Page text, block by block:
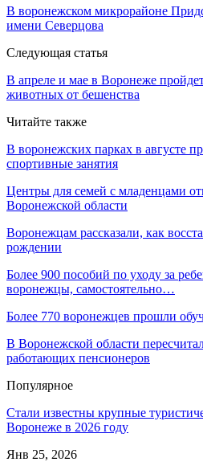
В воронежском микрорайоне
имени Северцова
Следующая статья
В апреле и мае в Воронеже
животных от бешенства
Читайте также
В воронежских парках в августе
спортивные занятия
Центры для семей с младенцами
Воронежской области
Воронежцам рассказали, как
рождении
Более 900 пособий по уходу за
воронежцы, самостоятельно…
Более 770 воронежцев прошли
В Воронежской области
работающих пенсионеров
Популярное
Стали известны крупные
Воронеже в 2026 году
Янв 25, 2026